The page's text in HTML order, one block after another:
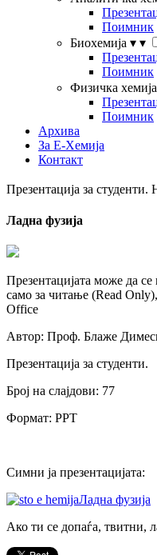
Поимник
Биохемија ▾ ▾
Поимник
Физичка хемија
Поимник
Архива
За Е-Хемија
Контакт
Презентација за студенти.
Ладна фузија
Презентацијата може да
само за читање (Read
Office
Автор: Проф. Блаже
Презентација за студенти.
Број на слајдови: 77
Формат: PPT
Симни ја презентацијата:
Ладна фузија
Ако ти се допаѓа, твитни,